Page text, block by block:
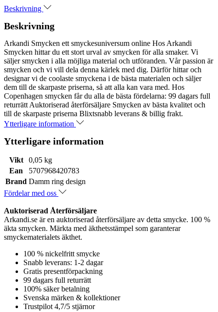
Beskrivning
Beskrivning
Arkandi Smycken ett smyckesuniversum online Hos Arkandi
Smycken hittar du ett stort urval av smycken för alla smaker. Vi
säljer smycken i alla möjliga material och utföranden. Vår passion är
smycken och vi vill dela denna kärlek med dig. Därför hittar och
designar vi de coolaste smyckena i de bästa materialen och säljer
dem till de skarpaste priserna, så att alla kan vara med. Hos
Copenhagen smycken får du alla de bästa fördelarna: 99 dagars full
returrätt Auktoriserad återförsäljare Smycken av bästa kvalitet och
till de skarpaste priserna Blixtsnabb leverans & billig frakt.
Ytterligare information
Ytterligare information
Vikt
0,05 kg
Ean
5707968420783
Brand Damm ring design
Fördelar med oss
Auktoriserad Återförsäljare
Arkandi.se är en auktoriserad återförsäljare av detta smycke. 100 %
äkta smycken. Märkta med äkthetsstämpel som garanterar
smyckematerialets äkthet.
100 % nickelfritt smycke
Snabb leverans: 1-2 dagar
Gratis presentförpackning
99 dagars full returrätt
100% säker betalning
Svenska märken & kollektioner
Trustpilot 4,7/5 stjärnor